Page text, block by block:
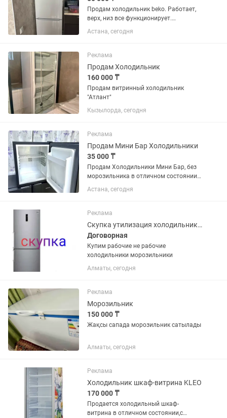
Продам холодильник beko. Работает,
верх, низ все функционирует.
Самовывоз, торг
Астана, сегодня
Реклама
Продам Холодильник
160 000 ₸
Продам витринный холодильник
"Атлант"
Кызылорда, сегодня
Реклама
Продам Мини Бар Холодильники
35 000 ₸
Продам Холодильники Мини Бар, без
морозильника в отличном состоянии
рабочие полностью. Охлаждает
отлично. Для офиса , аптека ,
рестораны, в больницу. В наличии 40
шт...
Астана, сегодня
Реклама
Скупка утилизация холодильников
Договорная
Купим рабочие не рабочие
холодильники морозильники
Алматы, сегодня
Реклама
Морозильник
150 000 ₸
Жақсы сапада морозильник сатылады
Алматы, сегодня
Реклама
Холодильник шкаф-витрина KLEO
170 000 ₸
Продается холодильный шкаф-
витрина в отличном состоянии,с